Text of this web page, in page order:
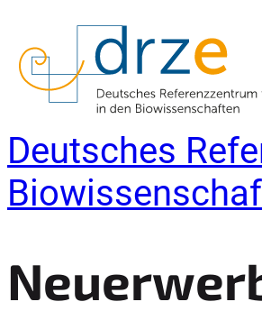
Deutsches